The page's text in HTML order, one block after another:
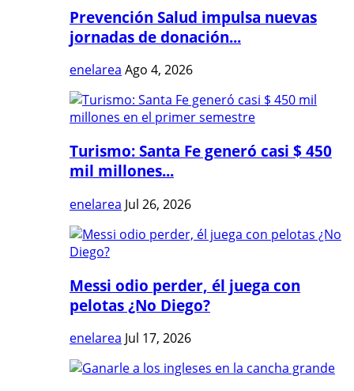
Prevención Salud impulsa nuevas
jornadas de donación...
enelarea Ago 4, 2026
Turismo: Santa Fe generó casi $ 450
mil millones...
enelarea Jul 26, 2026
Messi odio perder, él juega con
pelotas ¿No Diego?
enelarea Jul 17, 2026